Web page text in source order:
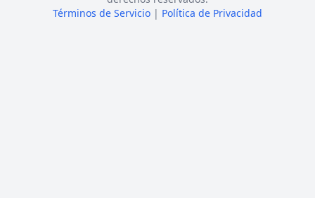
Términos de Servicio | Política de Privacidad